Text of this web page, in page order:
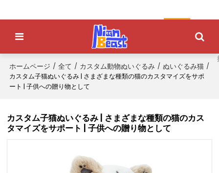
ホームページ / 全て / カスタム動物ぬいぐるみ / ぬいぐるみ猫 /
カスタム子猫ぬいぐるみ | さまざまな種類の猫のカスタマイズをサポ
ート | 子供への贈り物として
カスタム子猫ぬいぐるみ | さまざまな種類の猫のカス
タマイズをサポート | 子供への贈り物として